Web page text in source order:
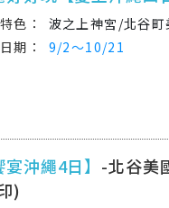
波之上神宮/北谷町
9/2～10/21
沖繩4日】 -北谷美
)